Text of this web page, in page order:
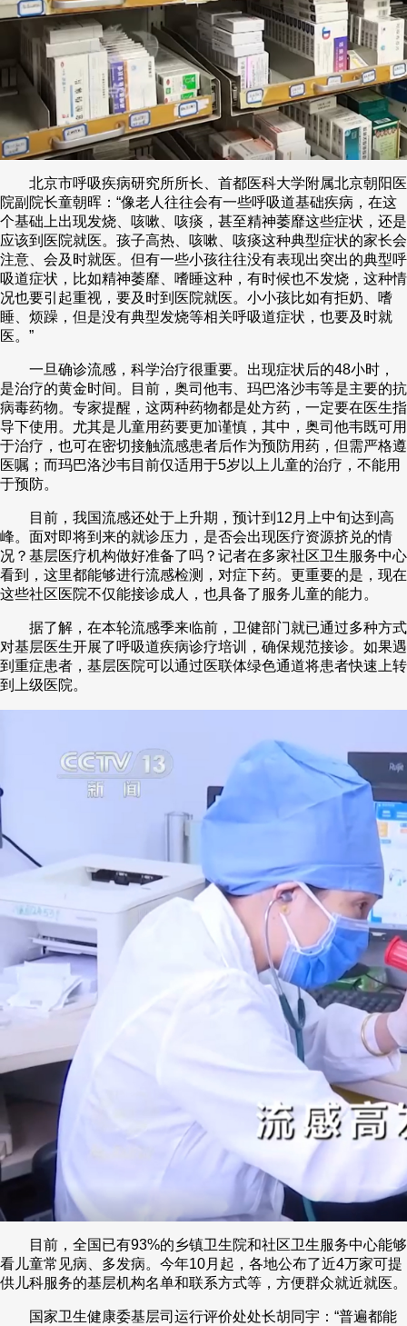
北京市呼吸疾病研究所所长、首都医科大学附属北京朝阳医
院副院长童朝晖：“像老人往往会有一些呼吸道基础疾病，在这
个基础上出现发烧、咳嗽、咳痰，甚至精神萎靡这些症状，还是
应该到医院就医。孩子高热、咳嗽、咳痰这种典型症状的家长会
注意、会及时就医。但有一些小孩往往没有表现出突出的典型呼
吸道症状，比如精神萎靡、嗜睡这种，有时候也不发烧，这种情
况也要引起重视，要及时到医院就医。小小孩比如有拒奶、嗜
睡、烦躁，但是没有典型发烧等相关呼吸道症状，也要及时就
医。”
一旦确诊流感，科学治疗很重要。出现症状后的48小时，
是治疗的黄金时间。目前，奥司他韦、玛巴洛沙韦等是主要的抗
病毒药物。专家提醒，这两种药物都是处方药，一定要在医生指
导下使用。尤其是儿童用药要更加谨慎，其中，奥司他韦既可用
于治疗，也可在密切接触流感患者后作为预防用药，但需严格遵
医嘱；而玛巴洛沙韦目前仅适用于5岁以上儿童的治疗，不能用
于预防。
目前，我国流感还处于上升期，预计到12月上中旬达到高
峰。面对即将到来的就诊压力，是否会出现医疗资源挤兑的情
况？基层医疗机构做好准备了吗？记者在多家社区卫生服务中心
看到，这里都能够进行流感检测，对症下药。更重要的是，现在
这些社区医院不仅能接诊成人，也具备了服务儿童的能力。
据了解，在本轮流感季来临前，卫健部门就已通过多种方式
对基层医生开展了呼吸道疾病诊疗培训，确保规范接诊。如果遇
到重症患者，基层医院可以通过医联体绿色通道将患者快速上转
到上级医院。
目前，全国已有93%的乡镇卫生院和社区卫生服务中心能够
看儿童常见病、多发病。今年10月起，各地公布了近4万家可提
供儿科服务的基层机构名单和联系方式等，方便群众就近就医。
国家卫生健康委基层司运行评价处处长胡同宇：“普遍都能